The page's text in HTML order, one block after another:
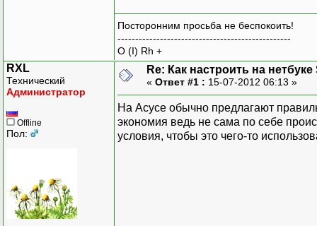
Посторонним просьба не беспокоить!
-------------------------------------------------
O (I) Rh +
RXL
Технический
Администратор
Offline
Пол:
Re: Как настроить на
« Ответ #1 : 15-07-2012 06:13 »
На Асусе обычно предлагают
экономия ведь не сама по себе
условия, чтобы это чего-то